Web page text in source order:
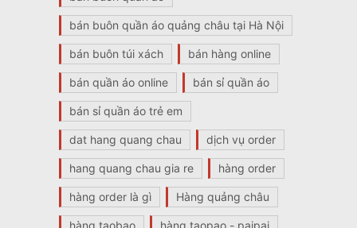
bán buôn quần áo quảng châu tại Hà Nội
bán buôn túi xách bán hàng online
bán quần áo online bán sỉ quần áo
bán sỉ quần áo trẻ em
dat hang quang chau dịch vụ order
hang quang chau gia re hàng order
hàng order là gì Hàng quảng châu
hàng taobao hàng taopao - paipai